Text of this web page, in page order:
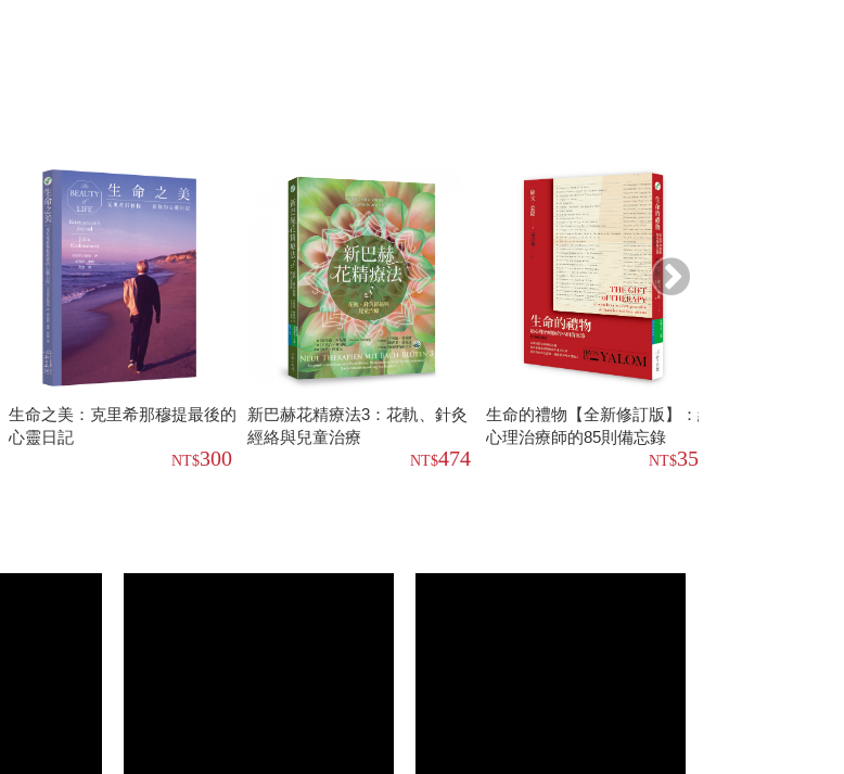
生命之美：克里希那穆提最後的
心靈日記
300
新巴赫花精療法3：花軌、針灸
經絡與兒童治療
474
生命的禮物【全新修訂版】：給
心理治療師的85則備忘錄
356